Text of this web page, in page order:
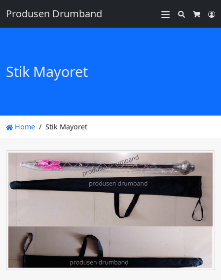
Produsen Drumband
Search
Stik Mayoret
Home Stik Mayoret